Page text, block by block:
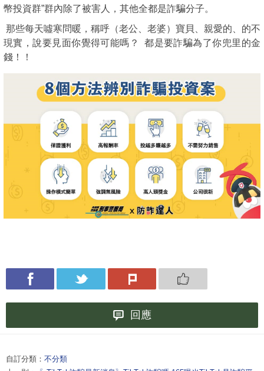
幣投資群”群內除了被害人，其他全都是詐騙分子。
那些每天噓寒問暖，稱呼（老公、老婆）寶貝、親愛的、的不
現實，說要見面你覺得可能嗎？ 都是要詐騙為了你兜里的金
錢！！
回應
自訂分類： 不分類